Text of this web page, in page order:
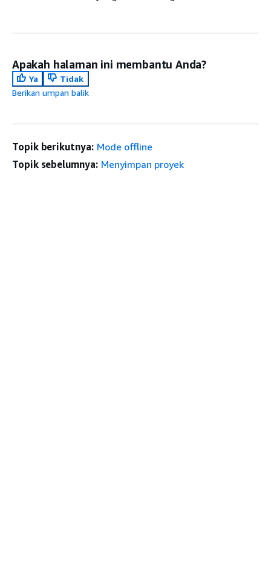
Apakah halaman ini membantu Anda?
Ya
Tidak
Berikan umpan balik
Topik berikutnya: Mode offline
Topik sebelumnya: Menyimpan proyek